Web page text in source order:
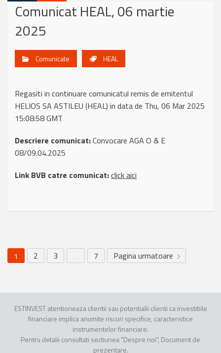
Comunicat HEAL, 06 martie
2025
Comunicate HEAL
Regasiti in continuare comunicatul remis de emitentul
HELIOS SA ASTILEU (HEAL) in data de Thu, 06 Mar 2025
15:08:58 GMT
Descriere comunicat:Convocare AGA O & E
08/09.04.2025
Link BVB catre comunicat:click aici
1 2 3 … 7 Pagina urmatoare
ESTINVEST atentioneaza clientii sau potentialii clienti ca investitiile
financiare implica anumite riscuri specifice, caracteristice
instrumentelor financiare.
Pentru detalii consultati sectiunea "Despre noi", Document de
prezentare.